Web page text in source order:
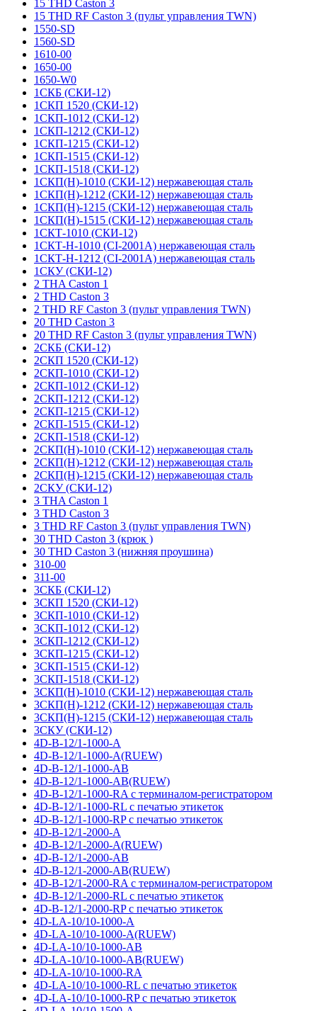
15 THD Caston 3
15 THD RF Caston 3 (пульт управления TWN)
1550-SD
1560-SD
1610-00
1650-00
1650-W0
1СКБ (СКИ-12)
1СКП 1520 (СКИ-12)
1СКП-1012 (СКИ-12)
1СКП-1212 (СКИ-12)
1СКП-1215 (СКИ-12)
1СКП-1515 (СКИ-12)
1СКП-1518 (СКИ-12)
1СКП(Н)-1010 (СКИ-12) нержавеющая сталь
1СКП(Н)-1212 (СКИ-12) нержавеющая сталь
1СКП(Н)-1215 (СКИ-12) нержавеющая сталь
1СКП(Н)-1515 (СКИ-12) нержавеющая сталь
1СКТ-1010 (СКИ-12)
1СКТ-Н-1010 (CI-2001A) нержавеющая сталь
1СКТ-Н-1212 (CI-2001A) нержавеющая сталь
1СКУ (СКИ-12)
2 THA Caston 1
2 THD Caston 3
2 THD RF Caston 3 (пульт управления TWN)
20 THD Caston 3
20 THD RF Caston 3 (пульт управления TWN)
2СКБ (СКИ-12)
2СКП 1520 (СКИ-12)
2СКП-1010 (СКИ-12)
2СКП-1012 (СКИ-12)
2СКП-1212 (СКИ-12)
2СКП-1215 (СКИ-12)
2СКП-1515 (СКИ-12)
2СКП-1518 (СКИ-12)
2СКП(Н)-1010 (СКИ-12) нержавеющая сталь
2СКП(Н)-1212 (СКИ-12) нержавеющая сталь
2СКП(Н)-1215 (СКИ-12) нержавеющая сталь
2СКУ (СКИ-12)
3 THA Caston 1
3 THD Caston 3
3 THD RF Caston 3 (пульт управления TWN)
30 THD Caston 3 (крюк )
30 THD Caston 3 (нижняя проушина)
310-00
311-00
3СКБ (СКИ-12)
3СКП 1520 (СКИ-12)
3СКП-1010 (СКИ-12)
3СКП-1012 (СКИ-12)
3СКП-1212 (СКИ-12)
3СКП-1215 (СКИ-12)
3СКП-1515 (СКИ-12)
3СКП-1518 (СКИ-12)
3СКП(Н)-1010 (СКИ-12) нержавеющая сталь
3СКП(Н)-1212 (СКИ-12) нержавеющая сталь
3СКП(Н)-1215 (СКИ-12) нержавеющая сталь
3СКУ (СКИ-12)
4D-B-12/1-1000-A
4D-B-12/1-1000-A(RUEW)
4D-B-12/1-1000-AB
4D-B-12/1-1000-AB(RUEW)
4D-B-12/1-1000-RA с терминалом-регистратором
4D-B-12/1-1000-RL с печатью этикеток
4D-B-12/1-1000-RP с печатью этикеток
4D-B-12/1-2000-A
4D-B-12/1-2000-A(RUEW)
4D-B-12/1-2000-AB
4D-B-12/1-2000-AB(RUEW)
4D-B-12/1-2000-RA с терминалом-регистратором
4D-B-12/1-2000-RL с печатью этикеток
4D-B-12/1-2000-RP с печатью этикеток
4D-LA-10/10-1000-A
4D-LA-10/10-1000-A(RUEW)
4D-LA-10/10-1000-AB
4D-LA-10/10-1000-AB(RUEW)
4D-LA-10/10-1000-RA
4D-LA-10/10-1000-RL с печатью этикеток
4D-LA-10/10-1000-RP с печатью этикеток